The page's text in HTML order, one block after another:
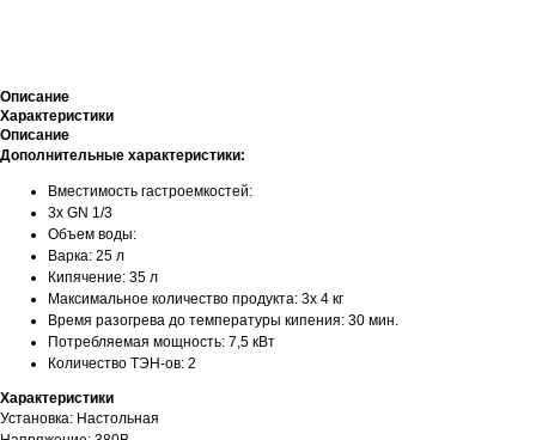
Описание
Характеристики
Описание
Дополнительные характеристики:
Вместимость гастроемкостей:
3x GN 1/3
Объем воды:
Варка: 25 л
Кипячение: 35 л
Максимальное количество продукта: 3х 4 кг
Время разогрева до температуры кипения: 30 мин.
Потребляемая мощность: 7,5 кВт
Количество ТЭН-ов: 2
Характеристики
Установка: Настольная